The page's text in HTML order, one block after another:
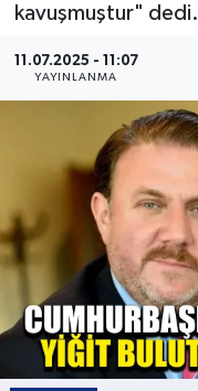
kavuşmuştur" dedi.
11.07.2025 - 11:07
YAYINLANMA